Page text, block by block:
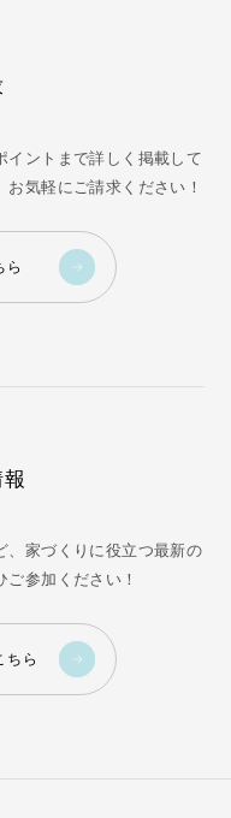
イントまで詳しく掲載して
気軽にご請求ください！
ら
、家づくりに役立つ最新の
参加ください！
ちら